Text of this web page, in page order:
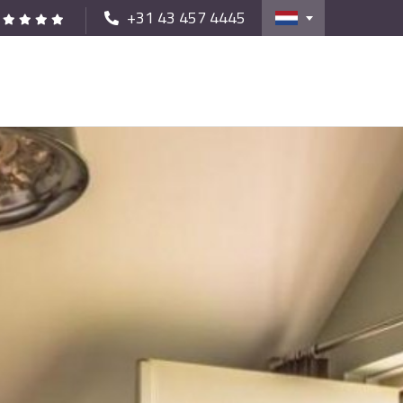
+31 43 457 4445